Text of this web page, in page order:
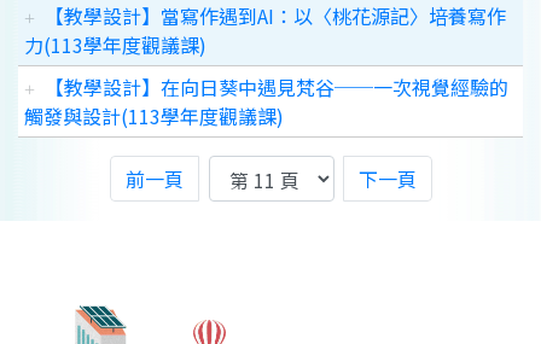
【教學設計】當寫作遇到AI：以〈桃花源記〉培養寫作
力(113學年度觀議課)
【教學設計】在向日葵中遇見梵谷──一次視覺經驗的
觸發與設計(113學年度觀議課)
前一頁 下一頁